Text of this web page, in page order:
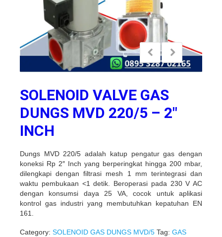
SOLENOID VALVE GAS
DUNGS MVD 220/5 – 2″
INCH
Dungs MVD 220/5 adalah katup pengatur gas dengan
koneksi Rp 2″ Inch yang berperingkat hingga 200 mbar,
dilengkapi dengan filtrasi mesh 1 mm terintegrasi dan
waktu pembukaan <1 detik. Beroperasi pada 230 V AC
dengan konsumsi daya 25 VA, cocok untuk aplikasi
kontrol gas industri yang membutuhkan kepatuhan EN
161.
Category: SOLENOID GAS DUNGS MVD/5 Tag: GAS